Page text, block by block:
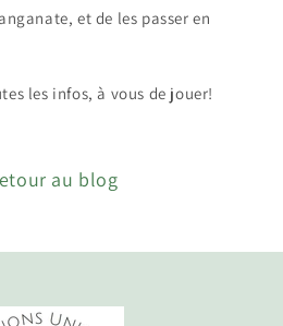
et de les passer en
les infos, à vous de jouer!
au blog